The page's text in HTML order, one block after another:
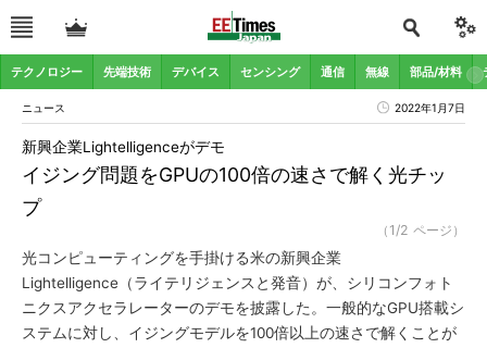
テクノロジー 先端技術 デバイス センシング 通信 無線 部品/材料
ニュース 2022年1月7日
イジング問題をGPUの100倍の速さで解く光チッ
プ
新興企業Lightelligenceがデモ
（1/2 ページ）
光コンピューティングを手掛ける米の新興企業
Lightelligence（ライテリジェンスと発音）が、シリコンフォト
ニクスアクセラレーターのデモを披露した。一般的なGPU搭載シ
ステムに対し、イジングモデルを100倍以上の速さで解くことが